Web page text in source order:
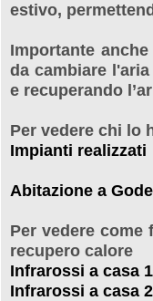
estivo,
Importante
da cambiare
e recuperando
Per vedere chi lo
Impianti realizzati
Abitazione a
Per vedere
recupero calore
Infrarossi a casa
Infrarossi a casa